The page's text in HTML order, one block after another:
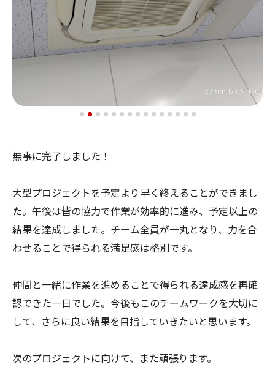
無事に完了しました！
大型プロジェクトを予定より早く終えることができまし
た。午後は皆の協力で作業が効率的に進み、予定以上の
結果を達成しました。チーム全員が一丸となり、力を合
わせることで得られる満足感は格別です。
仲間と一緒に作業を進めることで得られる達成感を再確
認できた一日でした。今後もこのチームワークを大切に
して、さらに良い結果を目指していきたいと思います。
次のプロジェクトに向けて、また頑張ります。